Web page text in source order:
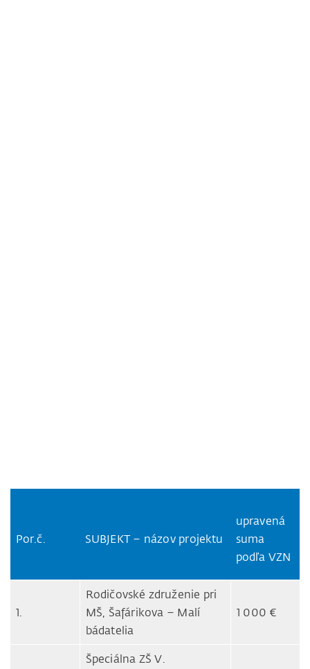
Por.č. SUBJEKT – názov projektu
upravená
suma
podľa VZN
1.
Rodičovské združenie pri
MŠ, Šafárikova – Malí
bádatelia
1 000 €
Špeciálna ZŠ V.